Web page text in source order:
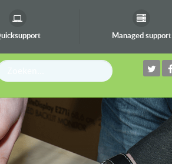
Managed support